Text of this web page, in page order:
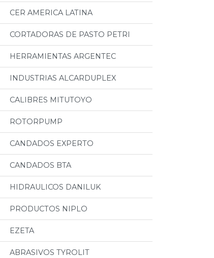
CER AMERICA LATINA
CORTADORAS DE PASTO PETRI
HERRAMIENTAS ARGENTEC
INDUSTRIAS ALCARDUPLEX
CALIBRES MITUTOYO
ROTORPUMP
CANDADOS EXPERTO
CANDADOS BTA
HIDRAULICOS DANILUK
PRODUCTOS NIPLO
EZETA
ABRASIVOS TYROLIT